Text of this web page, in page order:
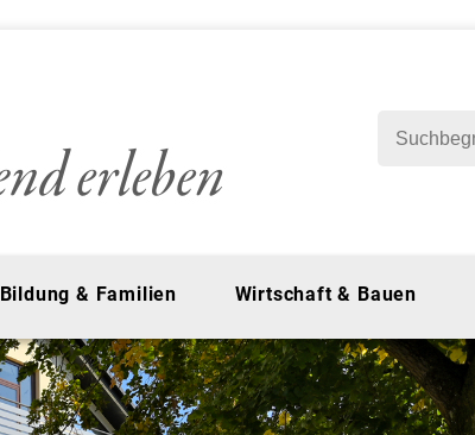
Bildung & Familien Wirtschaft & Bauen